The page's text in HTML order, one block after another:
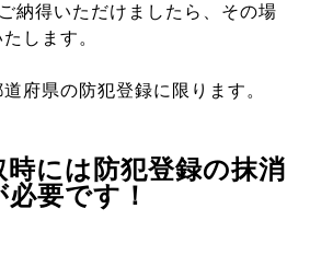
納得いただけましたら、その場
します。
府県の防犯登録に限ります。
時には防犯登録の抹消
必要です！